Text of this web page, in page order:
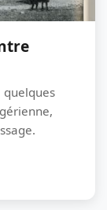
quelques